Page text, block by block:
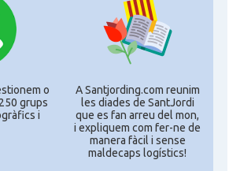
o
grups
i
A Santjording.com reunim
les diades de SantJordi
que es fan arreu del mon,
i expliquem com fer-ne de
manera fàcil i sense
maldecaps logí­stics!